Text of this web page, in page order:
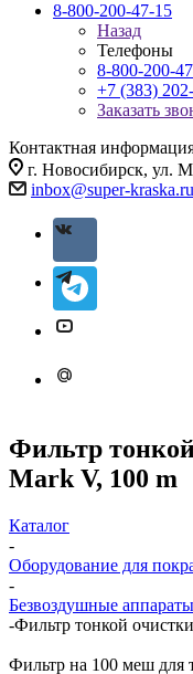
8-800-200-47-15
Назад
Телефоны
8-800-200-
+7 (383)
Заказать
Контактная
г. Новосибирск, ул.
inbox@super-kraska.ru
Фильтр
Mark V, 100 m
Каталог
-
Оборудование для
-
Безвоздушные
-Фильтр тонкой
Фильтр на 100 меш для